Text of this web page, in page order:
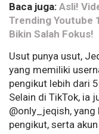
Baca juga: Asli!
Trending Youtube
Bikin Salah Fokus!
Usut punya usut,
yang memiliki
pengikut lebih dari
Selain di TikTok, ia
@only_jeqish,
pengikut, serta